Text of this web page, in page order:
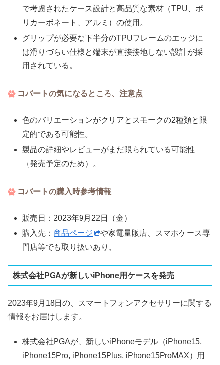
で考慮されたケース設計と高品質な素材（TPU、ポ
リカーボネート、アルミ）の使用。
グリップが必要な下半分のTPUフレームのエッジに
は滑りづらい仕様と端末が直接接地しない設計が採
用されている。
コバートの気になるところ、注意点
色のバリエーションがクリアとスモークの2種類と限
定的である可能性。
製品の詳細やレビューがまだ限られている可能性
（発売予定のため）。
コバートの購入時参考情報
販売日：2023年9月22日（金）
購入先： 商品ページ
や家電量販店、スマホケース専
門店等でも取り扱いあり。
株式会社PGAが新しいiPhone用ケースを発売
2023年9月18日の、スマートフォンアクセサリーに関する
情報をお届けします。
株式会社PGAが、新しいiPhoneモデル（iPhone15,
iPhone15Pro, iPhone15Plus, iPhone15ProMAX）用